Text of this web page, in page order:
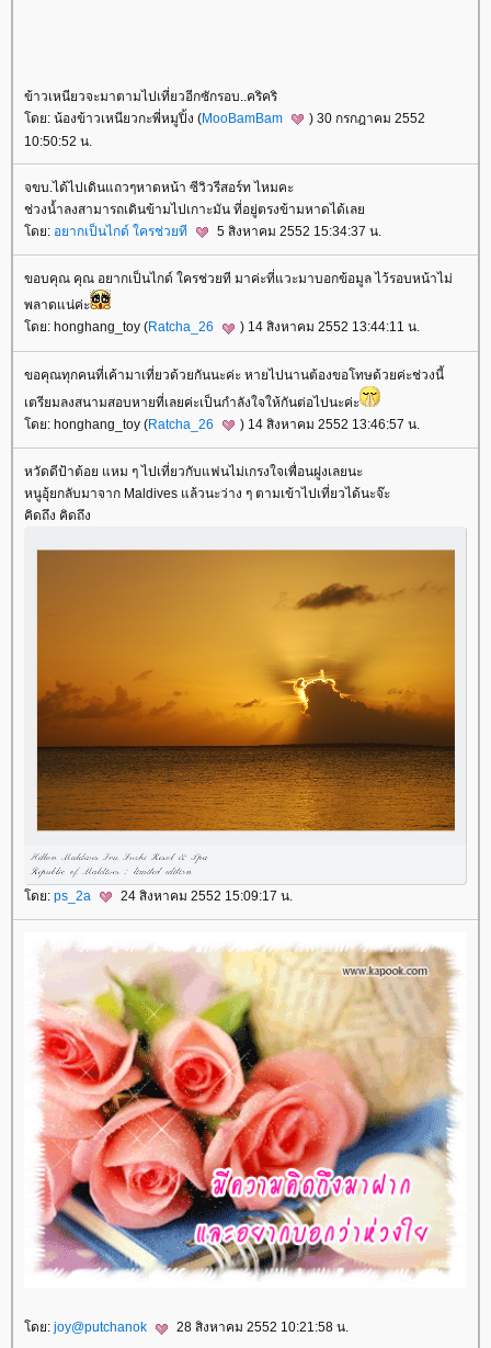
ข้าวเหนียวจะมาตามไปเที่ยวอีกซักรอบ..คริคริ
ดย: น้องข้าวเหนียวกะพี่หมูปิ้ง (MooBamBam
) 30 กรกฎาคม 2552
10:50:52 น.
จขบ.ได้ไปเดินแถวๆหาดหน้า ซีวิวรีสอร์ท ไหมคะ
ช่วงน้ำลงสามารถเดินข้ามไปเกาะมัน ที่อยู่ตรงข้ามหาดได้เล
ดย: อยากเป็นไกด์ ใครช่วยที 5 สิงหาคม 2552 15:34:37 น.
ขอบคุณ คุณ อยากเป็นไกด์ ใครช่วยที มาค่ะที่แวะมาบอกข้อมูล ไว้รอบหน้าไม่
พลาดแน่ค่ะ
ดย: honghang_toy (Ratcha_26 ) 14 สิงหาคม 2552 13:44:11 น.
ขอคุณทุกคนที่เค้ามาเที่ยวด้วยกันนะค่ะ หายไปนานต้องขอโทษด้วยค่ะช่วงนี้
เตรียมลงสนามสอบหายที่เลยค่ะเป็นกำลังใจให้กันต่อไปนะค่ะ
ดย: honghang_toy (Ratcha_26 ) 14 สิงหาคม 2552 13:46:57 น.
หวัดดีป้าต้อย แหม ๆ ไปเที่ยวกับแฟนไม่เกรงใจเพื่อนฝูงเลยนะ
หนูอุ้ยกลับมาจาก Maldives แล้วนะว่าง ๆ ตามเข้าไปเที่ยวได้นะจ๊ะ
คิดถึง คิดถึง
ดย: ps_2a 24 สิงหาคม 2552 15:09:17 น.
ดย: joy@putchanok 28 สิงหาคม 2552 10:21:58 น.